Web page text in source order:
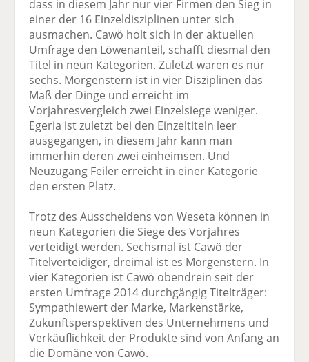
dass in diesem Jahr nur vier Firmen den Sieg in
einer der 16 Einzeldisziplinen unter sich
ausmachen. Cawö holt sich in der aktuellen
Umfrage den Löwenanteil, schafft diesmal den
Titel in neun Kategorien. Zuletzt waren es nur
sechs. Morgenstern ist in vier Disziplinen das
Maß der Dinge und erreicht im
Vorjahresvergleich zwei Einzelsiege weniger.
Egeria ist zuletzt bei den Einzeltiteln leer
ausgegangen, in diesem Jahr kann man
immerhin deren zwei einheimsen. Und
Neuzugang Feiler erreicht in einer Kategorie
den ersten Platz.
Trotz des Ausscheidens von Weseta können in
neun Kategorien die Siege des Vorjahres
verteidigt werden. Sechsmal ist Cawö der
Titelverteidiger, dreimal ist es Morgenstern. In
vier Kategorien ist Cawö obendrein seit der
ersten Umfrage 2014 durchgängig Titelträger:
Sympathiewert der Marke, Markenstärke,
Zukunftsperspektiven des Unternehmens und
Verkäuflichkeit der Produkte sind von Anfang an
die Domäne von Cawö.